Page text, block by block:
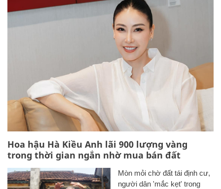
Hoa hậu Hà Kiều Anh lãi 900 lượng vàng
trong thời gian ngắn nhờ mua bán đất
Mòn mỏi chờ đất tái định cư,
người dân 'mắc kẹt' trong